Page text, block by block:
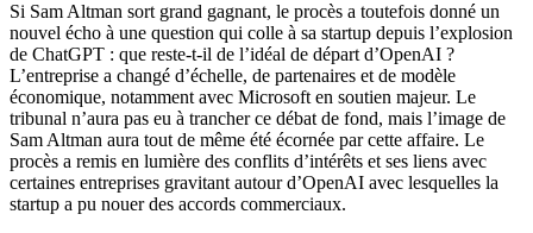
Si Sam Altman sort grand gagnant, le procès a toutefois donné un
nouvel écho à une question qui colle à sa startup depuis l’explosion
de ChatGPT : que reste-t-il de l’idéal de départ d’OpenAI ?
L’entreprise a changé d’échelle, de partenaires et de modèle
économique, notamment avec Microsoft en soutien majeur. Le
tribunal n’aura pas eu à trancher ce débat de fond, mais l’image de
Sam Altman aura tout de même été écornée par cette affaire. Le
procès a remis en lumière des conflits d’intérêts et ses liens avec
certaines entreprises gravitant autour d’OpenAI avec lesquelles la
startup a pu nouer des accords commerciaux.